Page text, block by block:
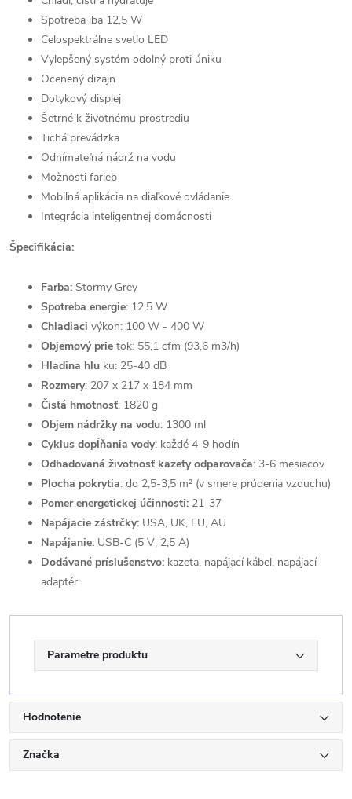
Spotreba iba 12,5 W
Celospektrálne svetlo LED
Vylepšený systém odolný proti úniku
Ocenený dizajn
Dotykový displej
Šetrné k životnému prostrediu
Tichá prevádzka
Odnímateľná nádrž na vodu
Možnosti farieb
Mobilná aplikácia na diaľkové ovládanie
Integrácia inteligentnej domácnosti
Špecifikácia:
Farba: Stormy Grey
Spotreba energie: 12,5 W
Chladiaci výkon: 100 W - 400 W
Objemový prie tok: 55,1 cfm (93,6 m3/h)
Hladina hlu ku: 25-40 dB
Rozmery: 207 x 217 x 184 mm
Čistá hmotnosť: 1820 g
Objem nádržky na vodu: 1300 ml
Cyklus dopĺňania vody: každé 4-9 hodín
Odhadovaná životnosť kazety odparovača: 3-6 mesiacov
Plocha pokrytia: do 2,5-3,5 m² (v smere prúdenia vzduchu)
Pomer energetickej účinnosti: 21-37
Napájacie zástrčky: USA, UK, EU, AU
Napájanie: USB-C (5 V; 2,5 A)
Dodávané príslušenstvo: kazeta, napájací kábel, napájací
adaptér
Parametre produktu
Hodnotenie
Značka